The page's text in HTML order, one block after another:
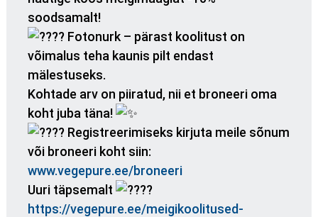
soodsamalt!
Fotonurk – pärast koolitust on
võimalus teha kaunis pilt endast
mälestuseks.
Kohtade arv on piiratud, nii et broneeri oma
koht juba täna!
Registreerimiseks kirjuta meile sõnum
või broneeri koht siin:
www.vegepure.ee/broneeri
Uuri täpsemalt
https://vegepure.ee/meigikoolitused-